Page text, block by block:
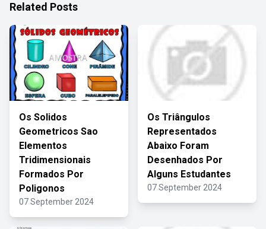
Related Posts
Os Solidos
Geometricos Sao
Elementos
Tridimensionais
Formados Por
Poligonos
07 September 2024
Os Triângulos
Representados
Abaixo Foram
Desenhados Por
Alguns Estudantes
07 September 2024